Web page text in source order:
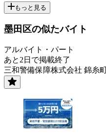
もっと見る
墨田区の似たバイト
アルバイト・パート
あと2日で掲載終了
三和警備保障株式会社 錦糸